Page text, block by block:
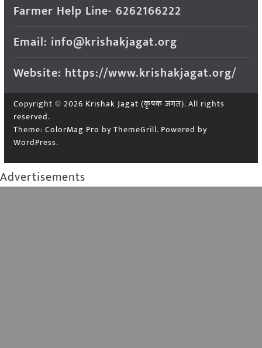
Farmer Help Line- 6262166222
Email: info@krishakjagat.org
Website: https://www.krishakjagat.org/
Copyright © 2026 Krishak Jagat (कृषक जगत). All rights
reserved.
Theme: ColorMag Pro by ThemeGrill. Powered by
WordPress.
Advertisements